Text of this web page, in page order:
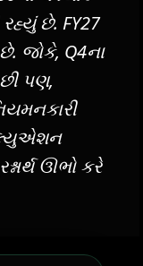
છે. FY27
જોકે, Q4ના
પણ,
ઊભો કરે